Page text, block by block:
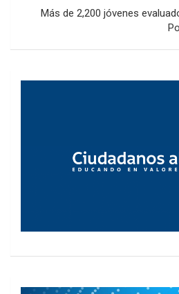
Más de 2,200 jóvenes